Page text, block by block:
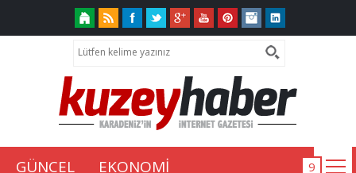
GÜNCEL EKONOMİ